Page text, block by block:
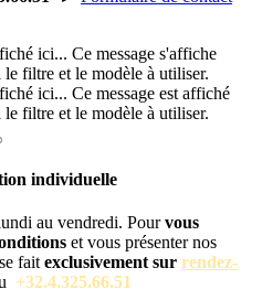
ici... Ce message s'affiche
filtre et le modèle à utiliser.
ici... Ce message est affiché
filtre et le modèle à utiliser.
individuelle
au vendredi. Pourvous
et vous présenter nos
fait exclusivement sur rendez-
+32.4.325.66.51